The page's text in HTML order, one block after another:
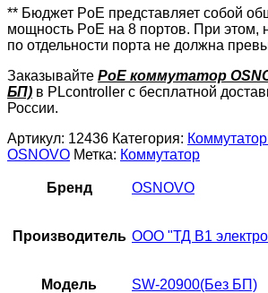
** Бюджет PoE представляет собой
мощность PoE на 8 портов. При этом,
по отдельности порта не должна
Заказывайте PoE коммутатор
БП) в PLcontroller с бесплатной
России.
Артикул: 12436 Категория:
OSNOVO Метка: Коммутатор
Бренд OSNOVO
Производитель ООО "ТД В1
Модель SW-20900(Без БП)